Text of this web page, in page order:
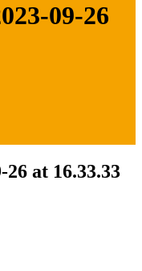
09-26
at 16.33.33